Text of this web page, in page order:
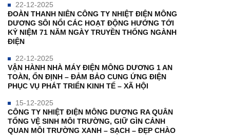
22-12-2025
ĐOÀN THANH NIÊN CÔNG TY NHIỆT ĐIỆN MÔNG
DƯƠNG SÔI NỔI CÁC HOẠT ĐỘNG HƯỚNG TỚI
KỶ NIỆM 71 NĂM NGÀY TRUYỀN THỐNG NGÀNH
ĐIỆN
22-12-2025
VẬN HÀNH NHÀ MÁY ĐIỆN MÔNG DƯƠNG 1 AN
TOÀN, ỔN ĐỊNH – ĐẢM BẢO CUNG ỨNG ĐIỆN
PHỤC VỤ PHÁT TRIỂN KINH TẾ – XÃ HỘI
15-12-2025
CÔNG TY NHIỆT ĐIỆN MÔNG DƯƠNG RA QUÂN
TỔNG VỆ SINH MÔI TRƯỜNG, GIỮ GÌN CẢNH
QUAN MÔI TRƯỜNG XANH – SẠCH – ĐẸP CHÀO